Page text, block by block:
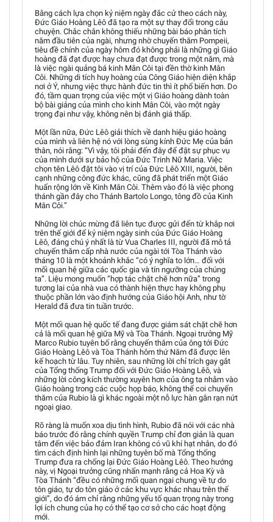
Bằng cách lựa chọn kỷ niệm ngày đắc cử theo cách này,
Đức Giáo Hoàng Lêô đã tạo ra một sự thay đổi trong câu
chuyện. Chắc chắn không thiếu những bài báo phân tích
năm đầu tiên của ngài, nhưng nhờ chuyến thăm Pompeii,
tiêu đề chính của ngày hôm đó không phải là những gì Giáo
hoàng đã đạt được hay chưa đạt được trong một năm, mà
là việc ngài quảng bá kinh Mân Côi tại đền thờ kinh Mân
Côi. Những di tích huy hoàng của Công Giáo hiện diện khắp
nơi ở Ý, nhưng việc thực hành đức tin thì ít phổ biến hơn. Do
đó, tầm quan trọng của việc một vị Giáo hoàng dành toàn
bộ bài giảng của mình cho kinh Mân Côi, vào một ngày
trọng đại như vậy, không nên bị đánh giá thấp.
Một lần nữa, Đức Lêô giải thích về danh hiệu giáo hoàng
của mình và liên hệ nó với lòng sùng kính Đức Mẹ của bản
thân, nói rằng: “Vì vậy, tôi phải đến đây để đặt sự phục vụ
của mình dưới sự bảo hộ của Đức Trinh Nữ Maria. Việc
chọn tên Lêô đặt tôi vào vị trí của Đức Lêô XIII, người, bên
cạnh những công đức khác, cũng đã phát triển một Giáo
huấn rộng lớn về Kinh Mân Côi. Thêm vào đó là việc phong
thánh gần đây cho Thánh Bartolo Longo, tông đồ của Kinh
Mân Côi.”
Những lời chúc mừng đã liên tục được gửi đến từ khắp nơi
trên thế giới để kỷ niệm ngày sinh của Đức Giáo Hoàng
Lêô, đáng chú ý nhất là từ Vua Charles III, người đã mô tả
chuyến thăm cấp nhà nước của ngài tới Tòa Thánh vào
tháng 10 là một khoảnh khắc “có ý nghĩa to lớn… đối với
mối quan hệ giữa các quốc gia và tín ngưỡng của chúng
ta”. Liệu mong muốn “hợp tác chặt chẽ hơn nữa” trong
tương lai của nhà vua có thành hiện thực hay không phụ
thuộc phần lớn vào định hướng của Giáo hội Anh, như tờ
Herald đã đưa tin tuần trước.
Một mối quan hệ quốc tế đang được giám sát chặt chẽ hơn
cả là mối quan hệ giữa Mỹ và Tòa Thánh. Ngoại trưởng Mỹ
Marco Rubio tuyên bố rằng chuyến thăm của ông tới Đức
Giáo Hoàng Lêô và Tòa Thánh hôm thứ Năm đã được lên
kế hoạch từ lâu. Tuy nhiên, sau những lời chỉ trích gay gắt
của Tổng thống Trump đối với Đức Giáo Hoàng Lêô, và
những lời công kích thường xuyên hơn của ông ta nhằm vào
Giáo hoàng trong các cuộc họp báo, không thể coi chuyến
thăm của Rubio là gì khác ngoài một nỗ lực hàn gắn rạn nứt
ngoại giao.
Rõ ràng là muốn xoa dịu tình hình, Rubio đã nói với các nhà
báo trước đó rằng chính quyền Trump chỉ đơn giản là quan
tâm đến việc bảo đảm Iran không có vũ khí hạt nhân, do đó
tìm cách định hình lại những tuyên bố mà Tổng thống
Trump đưa ra chống lại Đức Giáo Hoàng Lêô. Theo hướng
này, vị Ngoại trưởng cũng nhấn mạnh rằng cả Hoa Kỳ và
Tòa Thánh “đều có những mối quan ngại chung về tự do
tôn giáo, tự do tôn giáo ở các khu vực khác nhau trên thế
giới”, do đó ám chỉ rằng những yếu tố quan trọng này trong
lợi ích chung của họ có thể tạo cơ sở cho các hoạt động
mới.